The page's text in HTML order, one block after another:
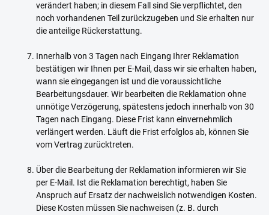
verändert haben; in diesem Fall sind Sie verpflichtet, den
noch vorhandenen Teil zurückzugeben und Sie erhalten nur
die anteilige Rückerstattung.
Innerhalb von 3 Tagen nach Eingang Ihrer Reklamation
bestätigen wir Ihnen per E-Mail, dass wir sie erhalten haben,
wann sie eingegangen ist und die voraussichtliche
Bearbeitungsdauer. Wir bearbeiten die Reklamation ohne
unnötige Verzögerung, spätestens jedoch innerhalb von 30
Tagen nach Eingang. Diese Frist kann einvernehmlich
verlängert werden. Läuft die Frist erfolglos ab, können Sie
vom Vertrag zurücktreten.
Über die Bearbeitung der Reklamation informieren wir Sie
per E-Mail. Ist die Reklamation berechtigt, haben Sie
Anspruch auf Ersatz der nachweislich notwendigen Kosten.
Diese Kosten müssen Sie nachweisen (z. B. durch